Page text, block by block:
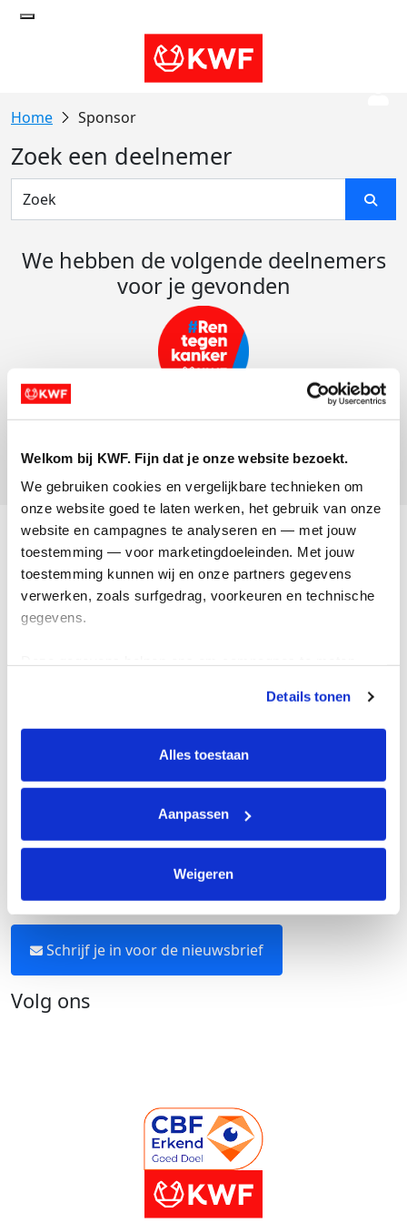
Welkom bij KWF. Fijn dat je onze website bezoekt.
We gebruiken cookies en vergelijkbare technieken om
onze website goed te laten werken, het gebruik van onze
website en campagnes te analyseren en — met jouw
toestemming — voor marketingdoeleinden. Met jouw
toestemming kunnen wij en onze partners gegevens
verwerken, zoals surfgedrag, voorkeuren en technische
gegevens.
tonen. Je kunt je toestemming op elk moment wijzigen of
intrekken via Cookie instellingen onderaan de pagina. De
lijst met cookies is te vinden in het tabblad “details”.
Details tonen
Alles toestaan
Aanpassen
Weigeren
Sponsor
Zoek een deelnemer
We hebben de volgende deelnemers
voor je gevonden
Opgehaald:
Acties
Actiematerialen
Evenementen
Kom in actie
Cookie instellingen
Algemene voorwaarden
Over KWF Kankerbestrijding
Neem contact op
Blijf op de hoogte
Schrijf je in voor de nieuwsbrief
Volg ons